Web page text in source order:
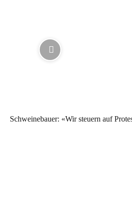
Schweinebauer: «Wir steuern auf